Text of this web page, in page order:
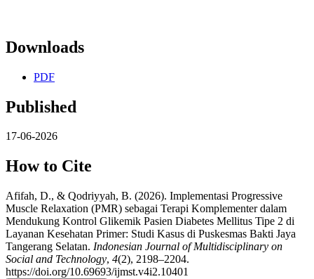
Downloads
PDF
Published
17-06-2026
How to Cite
Afifah, D., & Qodriyyah, B. (2026). Implementasi Progressive
Muscle Relaxation (PMR) sebagai Terapi Komplementer dalam
Mendukung Kontrol Glikemik Pasien Diabetes Mellitus Tipe 2 di
Layanan Kesehatan Primer: Studi Kasus di Puskesmas Bakti Jaya
Tangerang Selatan. Indonesian Journal of Multidisciplinary on
Social and Technology, 4(2), 2198–2204.
https://doi.org/10.69693/ijmst.v4i2.10401